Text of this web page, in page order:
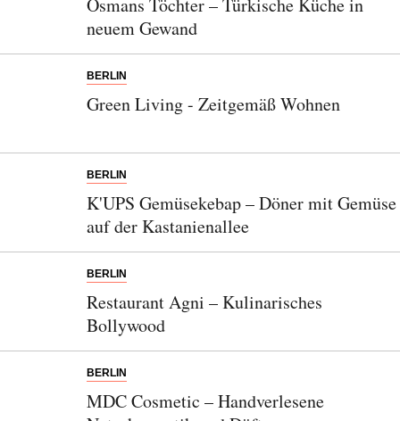
Osmans Töchter – Türkische Küche in
neuem Gewand
BERLIN
Green Living - Zeitgemäß Wohnen
BERLIN
K'UPS Gemüsekebap – Döner mit Gemüse
auf der Kastanienallee
BERLIN
Restaurant Agni – Kulinarisches
Bollywood
BERLIN
MDC Cosmetic – Handverlesene
Abonnieren Sie unseren Newsletter
Entdecken Sie jede Woche neue schöne
Orte, handverlesene Geheimtipps und
einzigartige Reisen.
Bitte schicken Sie mir bis zum Widerruf meiner
Einwilligung den Newsletter mit Informationen zu
zur Kenntnis genommen und akzeptiere diese.